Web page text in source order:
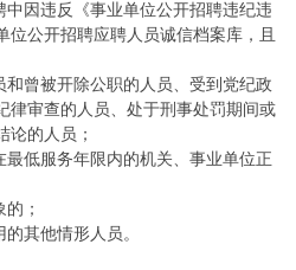
因违反《事业单位公开招聘违纪违
位公开招聘应聘人员诚信档案库，且
曾被开除公职的人员、受到党纪政
律审查的人员、处于刑事处罚期间或
论的人员；
低服务年限内的机关、事业单位正
；
其他情形人员。